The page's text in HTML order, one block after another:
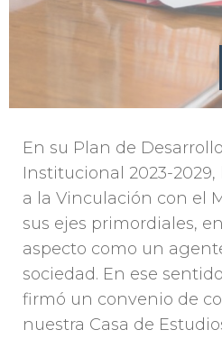
En su Plan de
Institucional 2023-2029,
a la Vinculación con el
sus ejes primordiales,
aspecto como un
sociedad. En ese
firmó un convenio de
nuestra Casa de